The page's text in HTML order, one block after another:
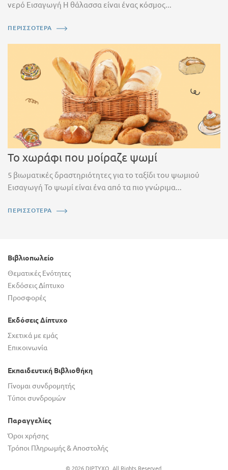
νερό Εισαγωγή Η θάλασσα είναι ένας κόσμος...
ΠΕΡΙΣΣΟΤΕΡΑ
Το χωράφι που μοίραζε ψωμί
5 βιωματικές δραστηριότητες για το ταξίδι του ψωμιού
Εισαγωγή Το ψωμί είναι ένα από τα πιο γνώριμα...
ΠΕΡΙΣΣΟΤΕΡΑ
Βιβλιοπωλείο
Θεματικές Ενότητες
Εκδόσεις Δίπτυχο
Προσφορές
Εκδόσεις Δίπτυχο
Σχετικά με εμάς
Επικοινωνία
Εκπαιδευτική Βιβλιοθήκη
Γίνομαι συνδρομητής
Τύποι συνδρομών
Παραγγελίες
Όροι χρήσης
Τρόποι Πληρωμής & Αποστολής
© 2026 DIPTYXO. All Rights Reserved.